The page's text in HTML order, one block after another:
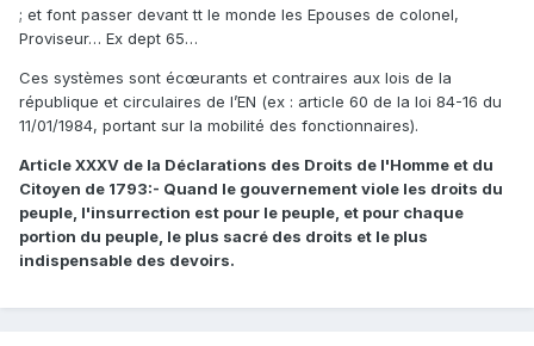
; et font passer devant tt le monde les Epouses de colonel,
Proviseur… Ex dept 65…
Ces systèmes sont écœurants et contraires aux lois de la
république et circulaires de l’EN (ex : article 60 de la loi 84-16 du
11/01/1984, portant sur la mobilité des fonctionnaires).
Article XXXV de la Déclarations des Droits de l'Homme et du
Citoyen de 1793:- Quand le gouvernement viole les droits du
peuple, l'insurrection est pour le peuple, et pour chaque
portion du peuple, le plus sacré des droits et le plus
indispensable des devoirs.